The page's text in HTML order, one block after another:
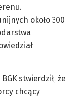
około 300
stwierdził, że
chcący